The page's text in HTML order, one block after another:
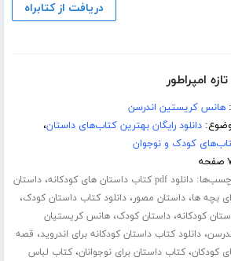
دریافت از کتابراه
امپراطور
هانس کریستین اندرسن
دانلود رایگان بهترین کتاب‌های داستان،
کودک و نوجوان
دانلود pdf کتاب داستان های کودکانه ،داستان
بچه ها،داستان مصور،دانلود کتاب داستان کودک،
کودکانه،داستان کودک،هانس کریستیان
،دانلود کتاب داستان کودکانه برای اندروید، قصه
کودکان،کتاب داستان برای نوجوانان،کتاب لباس